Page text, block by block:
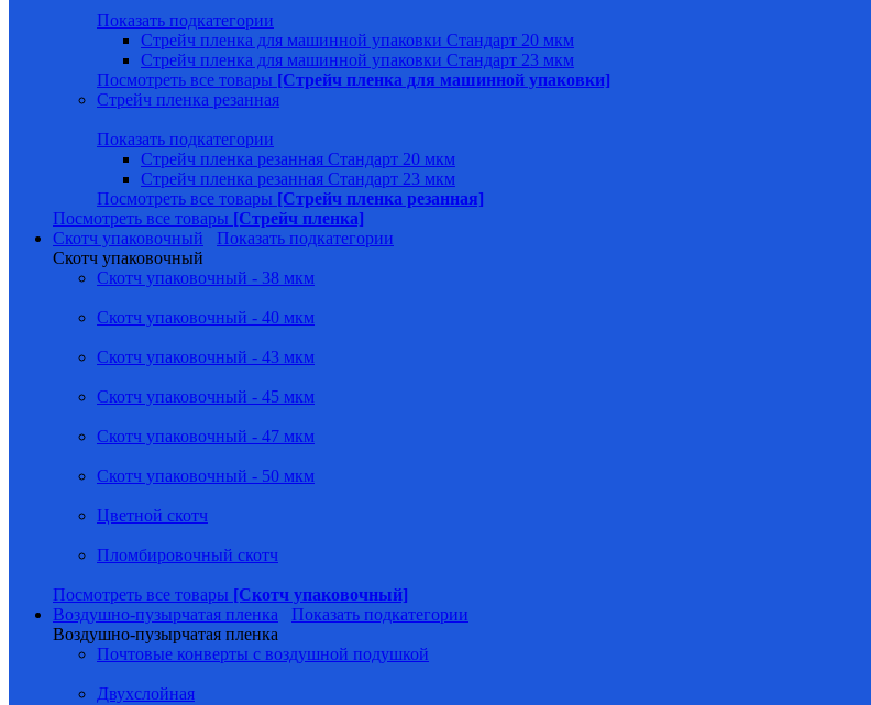
Показать подкатегории
Стрейч пленка для машинной упаковки Стандарт 20 мкм
Стрейч пленка для машинной упаковки Стандарт 23 мкм
Посмотреть все товары [Стрейч пленка для машинной упаковки]
Стрейч пленка резанная
Показать подкатегории
Стрейч пленка резанная Стандарт 20 мкм
Стрейч пленка резанная Стандарт 23 мкм
Посмотреть все товары [Стрейч пленка резанная]
Посмотреть все товары [Стрейч пленка]
Скотч упаковочный
Показать подкатегории
Скотч упаковочный
Скотч упаковочный - 38 мкм
Скотч упаковочный - 40 мкм
Скотч упаковочный - 43 мкм
Скотч упаковочный - 45 мкм
Скотч упаковочный - 47 мкм
Скотч упаковочный - 50 мкм
Цветной скотч
Пломбировочный скотч
Посмотреть все товары [Скотч упаковочный]
Воздушно-пузырчатая пленка
Показать подкатегории
Воздушно-пузырчатая пленка
Почтовые конверты с воздушной подушкой
Двухслойная